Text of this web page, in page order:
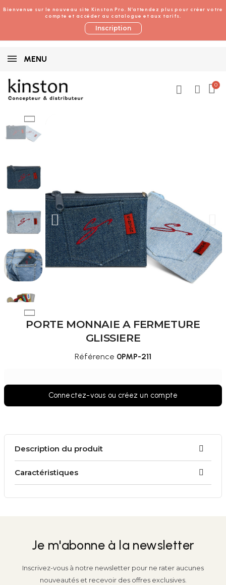
Bienvenue sur le nouveau site Kinston Pro. N’attendez plus pour créer votre
compte et accéder au catalogue et aux tarifs.
Inscription
MENU
PORTE MONNAIE A FERMETURE
GLISSIERE
Référence 0PMP-211
Connectez-vous ou créez un compte
Description du produit
Caractéristiques
Je m'abonne à la newsletter
Inscrivez-vous à notre newsletter pour ne rater aucunes
nouveautés et recevoir des offres exclusives.